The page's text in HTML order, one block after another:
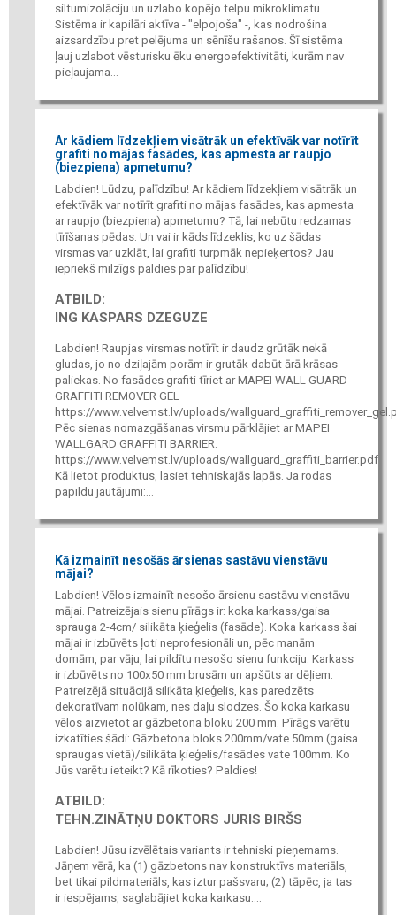
siltumizolāciju un uzlabo kopējo telpu mikroklimatu.
Sistēma ir kapilāri aktīva - "elpojoša" -, kas nodrošina
aizsardzību pret pelējuma un sēnīšu rašanos. Šī sistēma
ļauj uzlabot vēsturisku ēku energoefektivitāti, kurām nav
pieļaujama...
Ar kādiem līdzekļiem visātrāk un efektīvāk var notīrīt
grafiti no mājas fasādes, kas apmesta ar raupjo
(biezpiena) apmetumu?
Labdien! Lūdzu, palīdzību! Ar kādiem līdzekļiem visātrāk un
efektīvāk var notīrīt grafiti no mājas fasādes, kas apmesta
ar raupjo (biezpiena) apmetumu? Tā, lai nebūtu redzamas
tīrīšanas pēdas. Un vai ir kāds līdzeklis, ko uz šādas
virsmas var uzklāt, lai grafiti turpmāk nepieķertos? Jau
iepriekš milzīgs paldies par palīdzību!
ATBILD:
ING KASPARS DZEGUZE
Labdien! Raupjas virsmas notīrīt ir daudz grūtāk nekā
gludas, jo no dziļajām porām ir grutāk dabūt ārā krāsas
paliekas. No fasādes grafiti tīriet ar MAPEI WALL GUARD
GRAFFITI REMOVER GEL
https://www.velvemst.lv/uploads/
Pēc sienas nomazgāšanas virsmu pārklājiet ar MAPEI
WALLGARD GRAFFITI BARRIER.
https://www.velvemst.lv/uploads/wallguard_graffiti_barrier.pdf
Kā lietot produktus, lasiet tehniskajās lapās. Ja rodas
papildu jautājumi:...
Kā izmainīt nesošās ārsienas sastāvu vienstāvu
mājai?
Labdien! Vēlos izmainīt nesošo ārsienu sastāvu vienstāvu
mājai. Patreizējais sienu pīrāgs ir: koka karkass/gaisa
sprauga 2-4cm/ silikāta ķieģelis (fasāde). Koka karkass šai
mājai ir izbūvēts ļoti neprofesionāli un, pēc manām
domām, par vāju, lai pildītu nesošo sienu funkciju. Karkass
ir izbūvēts no 100x50 mm brusām un apšūts ar dēļiem.
Patreizējā situācijā silikāta ķieģelis, kas paredzēts
dekoratīvam nolūkam, nes daļu slodzes. Šo koka karkasu
vēlos aizvietot ar gāzbetona bloku 200 mm. Pīrāgs varētu
izkatīties šādi: Gāzbetona bloks 200mm/vate 50mm (gaisa
spraugas vietā)/silikāta ķieģelis/fasādes vate 100mm. Ko
Jūs varētu ieteikt? Kā rīkoties? Paldies!
ATBILD:
TEHN.ZINĀTŅU DOKTORS JURIS BIRŠS
Labdien! Jūsu izvēlētais variants ir tehniski pieņemams.
Jāņem vērā, ka (1) gāzbetons nav konstruktīvs materiāls,
bet tikai pildmateriāls, kas iztur pašsvaru; (2) tāpēc, ja tas
ir iespējams, saglabājiet koka karkasu....